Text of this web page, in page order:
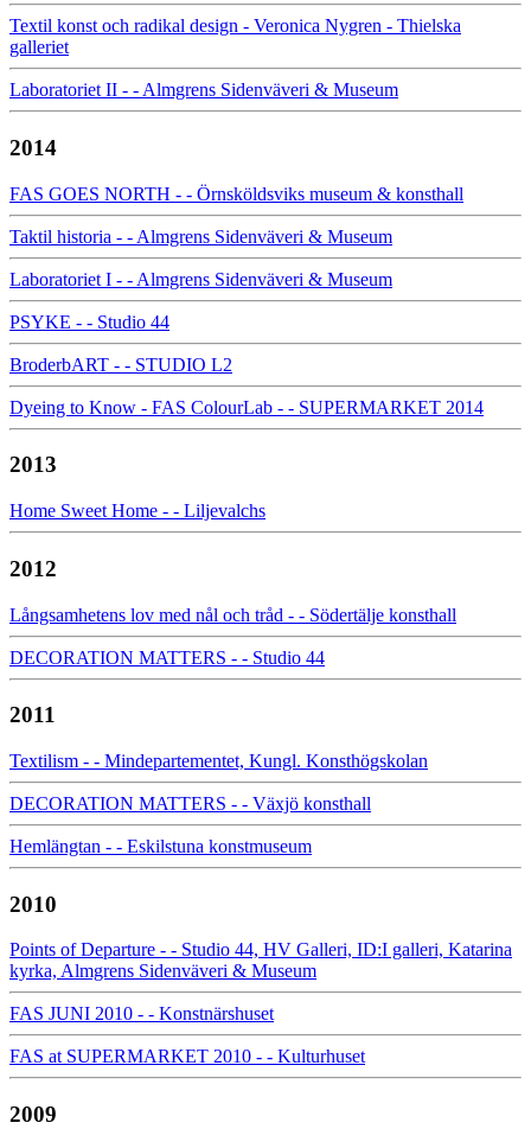
Textil konst och radikal design - Veronica Nygren - Thielska
galleriet
Laboratoriet II - - Almgrens Sidenväveri & Museum
2014
FAS GOES NORTH - - Örnsköldsviks museum & konsthall
Taktil historia - - Almgrens Sidenväveri & Museum
Laboratoriet I - - Almgrens Sidenväveri & Museum
PSYKE - - Studio 44
BroderbART - - STUDIO L2
Dyeing to Know - FAS ColourLab - - SUPERMARKET 2014
2013
Home Sweet Home - - Liljevalchs
2012
Långsamhetens lov med nål och tråd - - Södertälje konsthall
DECORATION MATTERS - - Studio 44
2011
Textilism - - Mindepartementet, Kungl. Konsthögskolan
DECORATION MATTERS - - Växjö konsthall
Hemlängtan - - Eskilstuna konstmuseum
2010
Points of Departure - - Studio 44, HV Galleri, ID:I galleri, Katarina
kyrka, Almgrens Sidenväveri & Museum
FAS JUNI 2010 - - Konstnärshuset
FAS at SUPERMARKET 2010 - - Kulturhuset
2009